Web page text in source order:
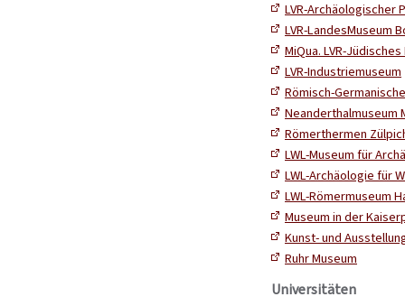
LVR-Archäologischer
LVR-LandesMuseum
MiQua. LVR-
LVR-Industriemuseum
Römisch-
Neanderthalmuseum
Römerthermen
LWL-Museum für
LWL-Archäologie für
LWL-Römermuseum
Museum in der
Kunst- und
Ruhr Museum
Universitäten